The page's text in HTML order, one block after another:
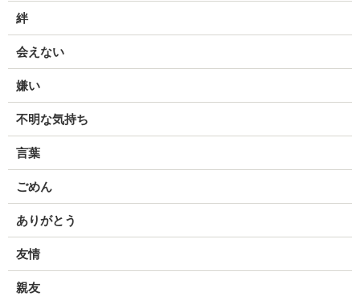
絆
会えない
嫌い
不明な気持ち
言葉
ごめん
ありがとう
友情
親友